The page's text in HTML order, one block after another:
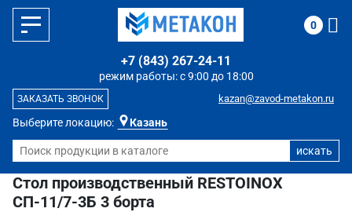
Выберите локацию: Казань
режим работы: с 9:00 до 18:00
+7 (843) 267-24-11
kazan@zavod-metakon.ru
ЗАКАЗАТЬ ЗВОНОК
0
Стол производственный RESTOINOX
СП-11/7-3Б 3 борта